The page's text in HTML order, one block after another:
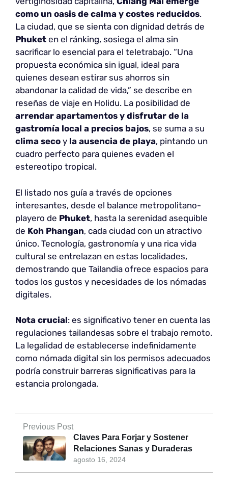
como un oasis de calma y costes reducidos.
La ciudad, que se sienta con dignidad detrás de
Phuket en el ránking, sosiega el alma sin
sacrificar lo esencial para el teletrabajo. “Una
propuesta económica sin igual, ideal para
quienes desean estirar sus ahorros sin
abandonar la calidad de vida,” se describe en
reseñas de viaje en Holidu. La posibilidad de
arrendar apartamentos y disfrutar de la
gastromía local a precios bajos, se suma a su
clima seco y la ausencia de playa, pintando un
cuadro perfecto para quienes evaden el
estereotipo tropical.
El listado nos guía a través de opciones
interesantes, desde el balance metropolitano-
playero de Phuket, hasta la serenidad asequible
de Koh Phangan, cada ciudad con un atractivo
único. Tecnología, gastronomía y una rica vida
cultural se entrelazan en estas localidades,
demostrando que Tailandia ofrece espacios para
todos los gustos y necesidades de los nómadas
digitales.
Nota crucial: es significativo tener en cuenta las
regulaciones tailandesas sobre el trabajo remoto.
La legalidad de establecerse indefinidamente
como nómada digital sin los permisos adecuados
podría construir barreras significativas para la
estancia prolongada.
Previous Post
agosto 16, 2024
Claves Para Forjar y Sostener
Relaciones Sanas y Duraderas